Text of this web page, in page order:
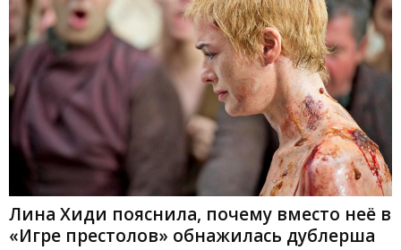
Лина Хиди пояснила, почему вместо неё в
«Игре престолов» обнажилась дублерша